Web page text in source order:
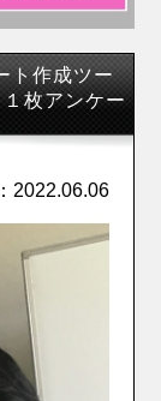
ト作成ツー
枚アンケー
2022.06.06